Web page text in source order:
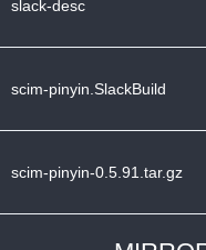
slack-desc
scim-pinyin.SlackBuild
scim-pinyin-0.5.91.tar.gz